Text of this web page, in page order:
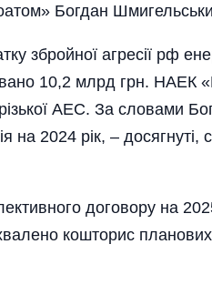
Богдан
збройної агресії рф
10,2 млрд грн. НАЕК
АЕС. За словами
2024 рік, – досягнуті,
договору на
кошторис